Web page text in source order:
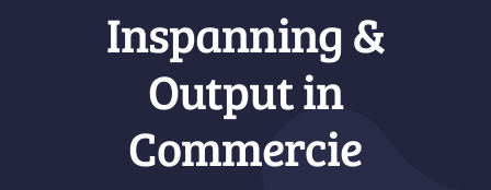
Inspanning &
Output in
Commercie